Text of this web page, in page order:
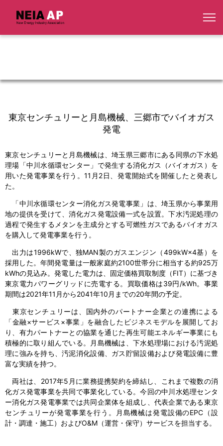
東京センチュリーと月島機械、三郷市でバイオガス
発電
東京センチュリーと月島機械は、埼玉県三郷市にある同県の下水処
理場「中川水循環センター」で発生する消化ガス（バイオガス）を
用いた発電事業を行う。11月2日、発電開始式を開催したと発表し
た。
「中川水循環センター消化ガス発電事業」は、埼玉県から事業用
地の提供を受けて、消化ガス発電設備一式を設置。下水汚泥処理の
過程で発生するメタンを主成分とする可燃性ガスであるバイオガス
を購入して発電事業を行う。
出力は1996kWで、独MAN製のガスエンジン（499kW×4基）を
採用した。年間発電量は一般家庭約2100世帯分に相当する約925万
kWhの見込み。発電した電力は、固定価格買取制度（FIT）に基づき
東京電力パワーグリッドに売電する。買取価格は39円/kWh。事業
期間は2021年11月から2041年10月までの20年間の予定。
東京センチュリーは、国内外のパートナー企業との連携による
「金融×サービス×事業」を融合したビジネスモデルを展開してお
り、有力パートナーとの協業を通じた再生可能エネルギー事業にも
積極的に取り組んでいる。月島機械は、下水処理場における汚泥処
理に強みを持ち、汚泥消化設備、ガス貯留設備および発電設備に豊
富な実績を持つ。
両社は、2017年5月に業務提携契約を締結し、これまで複数の消
化ガス発電事業を共同で事業化している。今回の中川水処理センタ
ー消化ガス発電事業では共同企業体を組成し、代表企業である東京
センチュリーが発電事業を行う。月島機械は発電設備のEPC（設
計・調達・施工）およびO&M（運営・保守）サービスを担当する。